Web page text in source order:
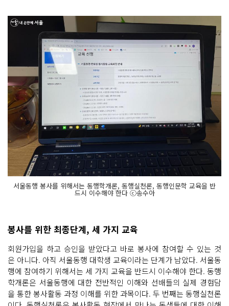
서울동행 봉사를 위해서는 동행학개론, 동행실천론, 동행인문학 교육을 반
드시 이수해야 한다 ⓒ송수아
봉사를 위한 최종단계, 세 가지 교육
회원가입을 하고 승인을 받았다고 바로 봉사에 참여할 수 있는 것
은 아니다. 아직 서울동행 대학생 교육이라는 단계가 남았다. 서울동
행에 참여하기 위해서는 세 가지 교육을 반드시 이수해야 한다. 동행
학개론은 서울동행에 대한 전반적인 이해와 선배들의 실제 경험담
을 통한 봉사활동 과정 이해를 위한 과목이다. 두 번째는 동행실천론